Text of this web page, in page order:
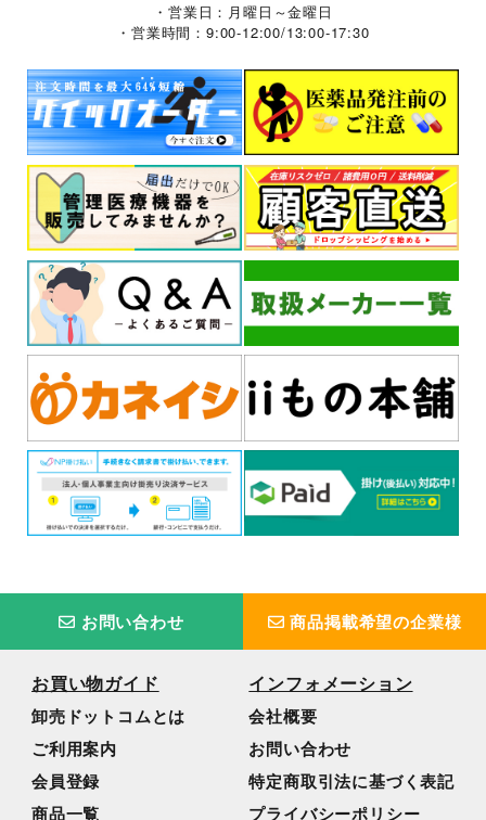
・営業日：月曜日～金曜日
・営業時間：9:00-12:00/13:00-17:30
お問い合わせ 商品掲載希望の企業様
お買い物ガイド
卸売ドットコムとは
ご利用案内
会員登録
商品一覧
インフォメーション
会社概要
お問い合わせ
特定商取引法に基づく表記
プライバシーポリシー